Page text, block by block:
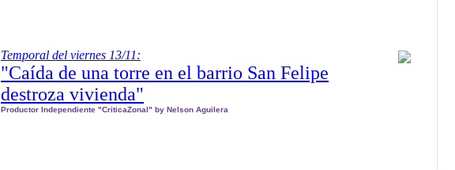
Temporal del viernes 13/11:
"Caída de una torre en el barrio San Felipe
destroza vivienda"
Productor Independiente "CriticaZonal" by Nelson Aguilera